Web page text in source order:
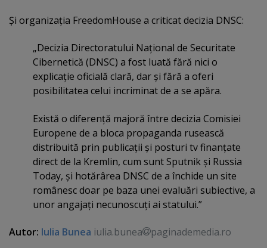
Şi organizaţia FreedomHouse a criticat decizia DNSC:
„Decizia Directoratului Naţional de Securitate
Cibernetică (DNSC) a fost luată fără nici o
explicaţie oficială clară, dar şi fără a oferi
posibilitatea celui incriminat de a se apăra.
Există o diferenţă majoră între decizia Comisiei
Europene de a bloca propaganda rusească
distribuită prin publicaţii şi posturi tv finanţate
direct de la Kremlin, cum sunt Sputnik şi Russia
Today, şi hotărârea DNSC de a închide un site
românesc doar pe baza unei evaluări subiective, a
unor angajaţi necunoscuţi ai statului.”
Autor: Iulia Bunea iulia.bunea paginademedia.ro